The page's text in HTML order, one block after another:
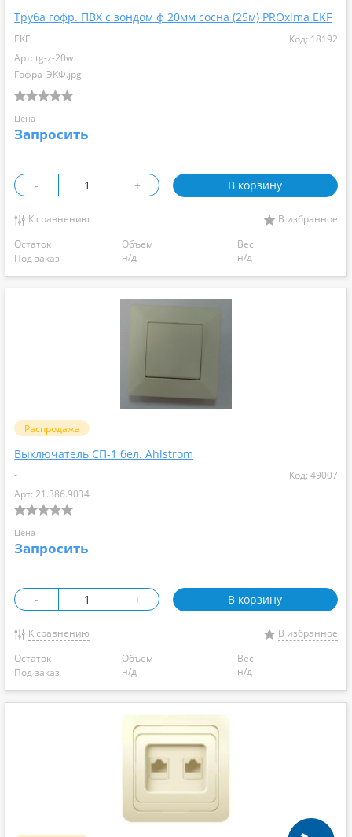
Труба гофр. ПВХ с зондом ф 20мм сосна (25м) PROxima EKF
EKF
Код: 18192
Арт: tg-z-20w
Гофра_ЭКФ.jpg
Цена
Запросить
- + В корзину
К сравнению
В избранное
Остаток
Под заказ
Объем
н/д
Вес
н/д
Распродажа
Выключатель СП-1 бел. Ahlstrom
-
Код: 49007
Арт: 21.386.9034
Цена
Запросить
- + В корзину
К сравнению
В избранное
Остаток
Под заказ
Объем
н/д
Вес
н/д